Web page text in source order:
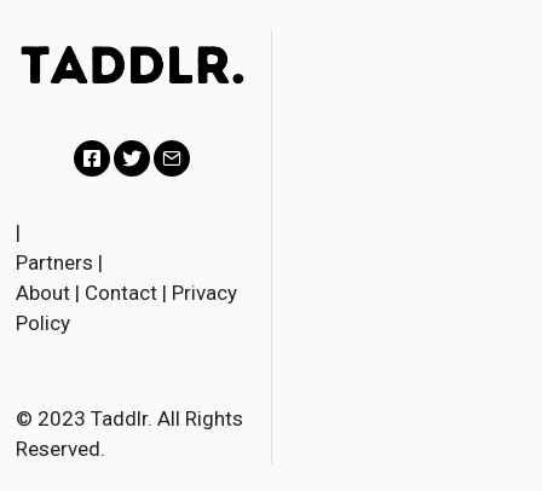
|
Partners |
About | Contact | Privacy
Policy
© 2023 Taddlr. All Rights
Reserved.